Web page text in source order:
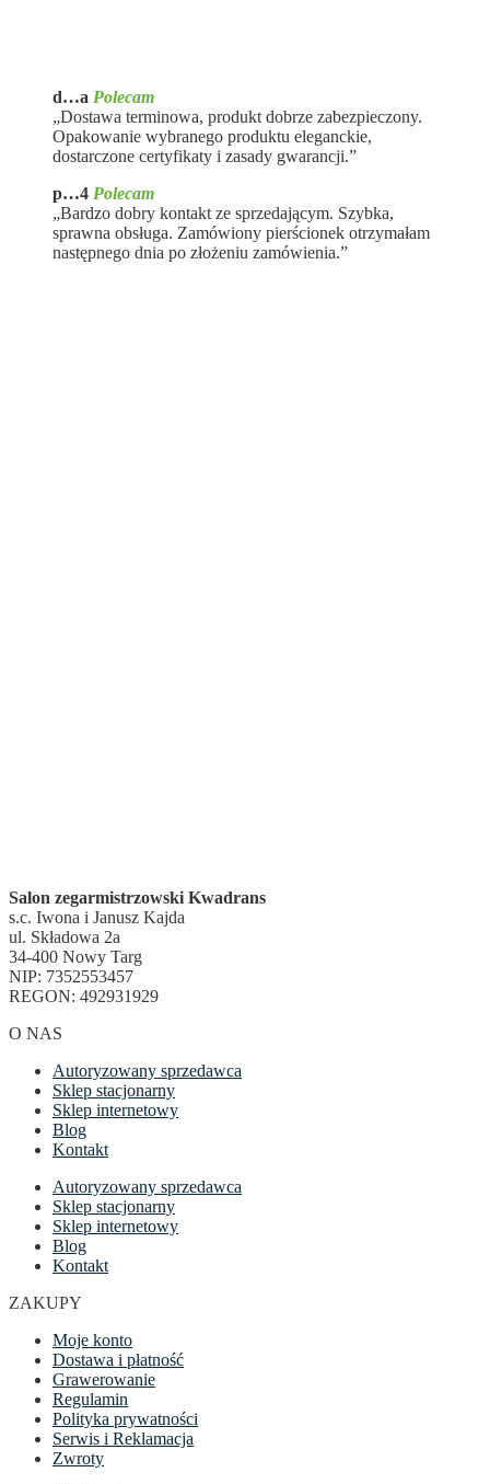
d…a Polecam
„Dostawa terminowa, produkt dobrze zabezpieczony.
Opakowanie wybranego produktu eleganckie,
dostarczone certyfikaty i zasady gwarancji.”
p…4 Polecam
„Bardzo dobry kontakt ze sprzedającym. Szybka,
sprawna obsługa. Zamówiony pierścionek otrzymałam
następnego dnia po złożeniu zamówienia.”
Salon zegarmistrzowski Kwadrans
s.c. Iwona i Janusz Kajda
ul. Składowa 2a
34-400 Nowy Targ
NIP: 7352553457
REGON: 492931929
O NAS
Autoryzowany sprzedawca
Sklep stacjonarny
Sklep internetowy
Blog
Kontakt
Autoryzowany sprzedawca
Sklep stacjonarny
Sklep internetowy
Blog
Kontakt
ZAKUPY
Moje konto
Dostawa i płatność
Grawerowanie
Regulamin
Polityka prywatności
Serwis i Reklamacja
Zwroty